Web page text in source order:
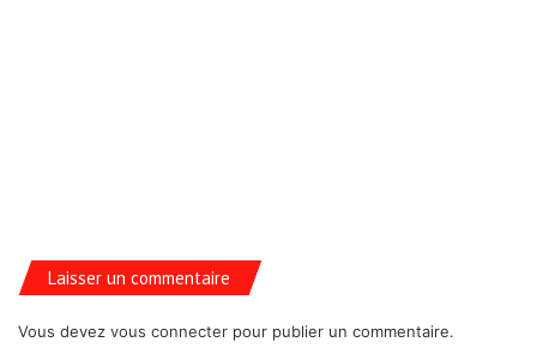
Laisser un commentaire
Vous devez vous connecter pour publier un commentaire.